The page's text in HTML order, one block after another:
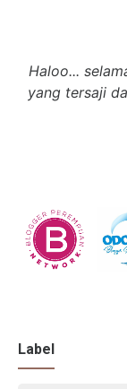
Haloo...
yang tersaji
Label